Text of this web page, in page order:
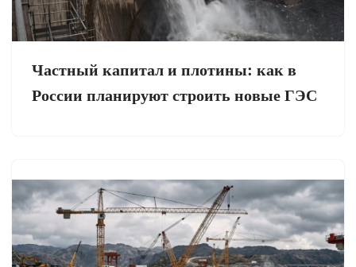
Частный капитал и плотины: как в
России планируют строить новые ГЭС